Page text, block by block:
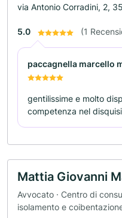
via Antonio Corradini, 2,
5.0 (1
paccagnella marcello
gentilissime e molto
competenza nel
Mattia Giovanni
Avvocato · Centro di
isolamento e